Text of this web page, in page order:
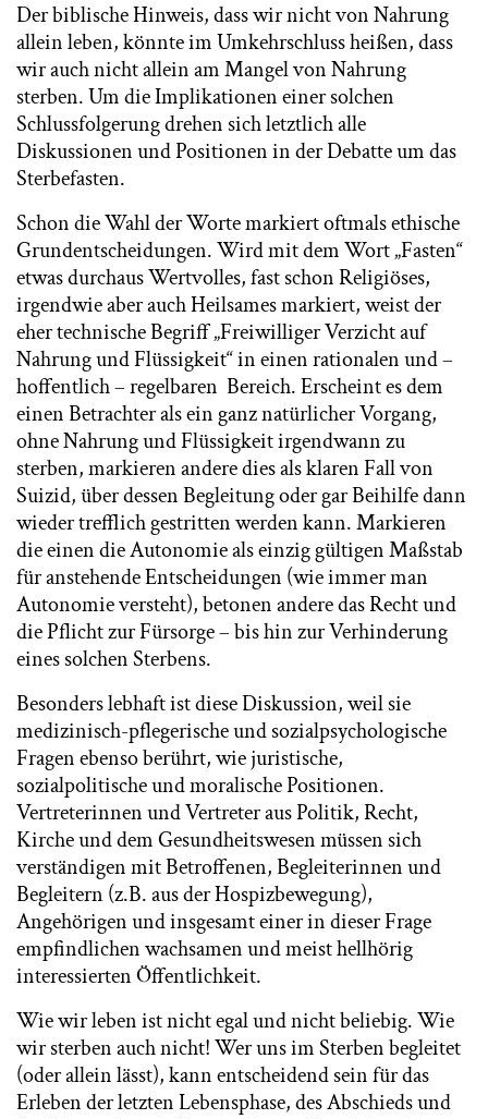
Der biblische Hinweis, dass wir nicht von Nahrung
allein leben, könnte im Umkehrschluss heißen, dass
wir auch nicht allein am Mangel von Nahrung
sterben. Um die Implikationen einer solchen
Schlussfolgerung drehen sich letztlich alle
Diskussionen und Positionen in der Debatte um das
Sterbefasten.
Schon die Wahl der Worte markiert oftmals ethische
Grundentscheidungen. Wird mit dem Wort „Fasten“
etwas durchaus Wertvolles, fast schon Religiöses,
irgendwie aber auch Heilsames markiert, weist der
eher technische Begriff „Freiwilliger Verzicht auf
Nahrung und Flüssigkeit“ in einen rationalen und –
hoffentlich – regelbaren Bereich. Erscheint es dem
einen Betrachter als ein ganz natürlicher Vorgang,
ohne Nahrung und Flüssigkeit irgendwann zu
sterben, markieren andere dies als klaren Fall von
Suizid, über dessen Begleitung oder gar Beihilfe dann
wieder trefflich gestritten werden kann. Markieren
die einen die Autonomie als einzig gültigen Maßstab
für anstehende Entscheidungen (wie immer man
Autonomie versteht), betonen andere das Recht und
die Pflicht zur Fürsorge – bis hin zur Verhinderung
eines solchen Sterbens.
Besonders lebhaft ist diese Diskussion, weil sie
medizinisch-pflegerische und sozialpsychologische
Fragen ebenso berührt, wie juristische,
sozialpolitische und moralische Positionen.
Vertreterinnen und Vertreter aus Politik, Recht,
Kirche und dem Gesundheitswesen müssen sich
verständigen mit Betroffenen, Begleiterinnen und
Begleitern (z.B. aus der Hospizbewegung),
Angehörigen und insgesamt einer in dieser Frage
empfindlichen wachsamen und meist hellhörig
interessierten Öffentlichkeit.
Wie wir leben ist nicht egal und nicht beliebig. Wie
wir sterben auch nicht! Wer uns im Sterben begleitet
(oder allein lässt), kann entscheidend sein für das
Erleben der letzten Lebensphase, des Abschieds und